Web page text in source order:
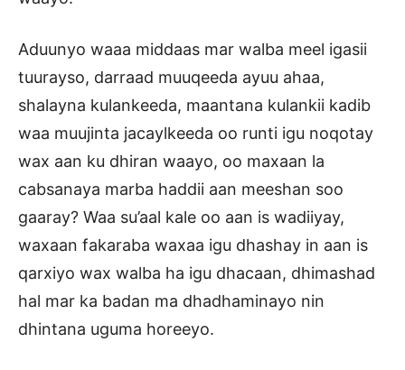
Aduunyo waaa middaas mar walba meel igasii
tuurayso, darraad muuqeeda ayuu ahaa,
shalayna kulankeeda, maantana kulankii kadib
waa muujinta jacaylkeeda oo runti igu noqotay
wax aan ku dhiran waayo, oo maxaan la
cabsanaya marba haddii aan meeshan soo
gaaray? Waa su’aal kale oo aan is wadiiyay,
waxaan fakaraba waxaa igu dhashay in aan is
qarxiyo wax walba ha igu dhacaan, dhimashad
hal mar ka badan ma dhadhaminayo nin
dhintana uguma horeeyo.